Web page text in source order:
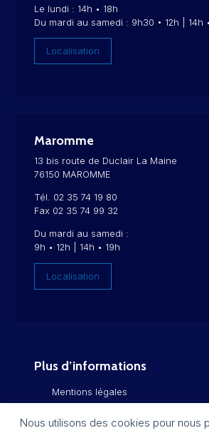
Nous utilisons des cookies pour nous
Le lundi : 14h • 18h
Du mardi au samedi : 9h30 • 12h | 14h
Localisation
Maromme
13 bis route de Duclair La Maine
76150 MAROMME
Tél. 02 35 74 19 80
Fax 02 35 74 99 32
Du mardi au samedi :
9h • 12h | 14h • 19h
Localisation
Plus d’informations
Mentions légales
Politique de confidentialité